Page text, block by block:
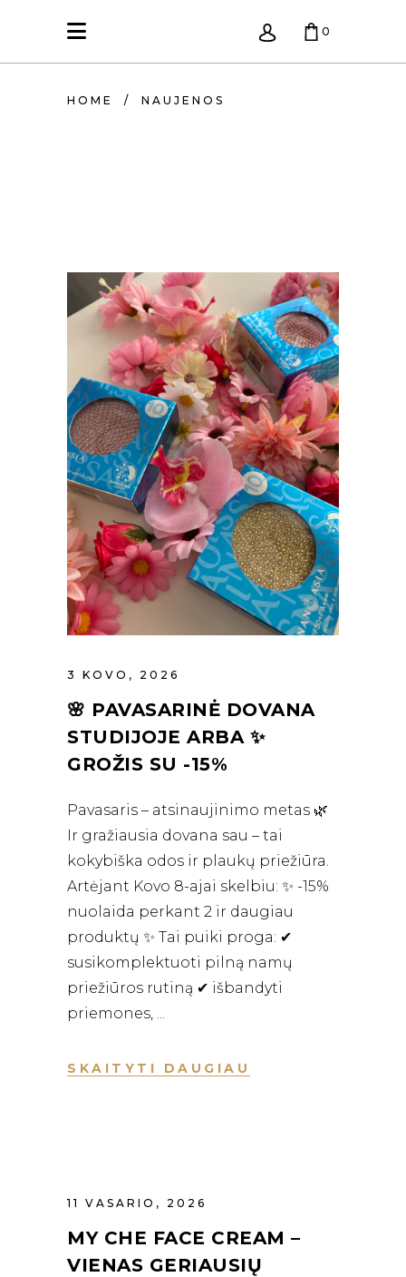
0
KREPŠELIS TUŠČIAS.
HOME / NAUJENOS
3 KOVO, 2026
🌸 PAVASARINĖ DOVANA
STUDIJOJE ARBA ✨
GROŽIS SU -15%
Pavasaris – atsinaujinimo metas 🌿
Ir gražiausia dovana sau – tai
kokybiška odos ir plaukų priežiūra.
Artėjant Kovo 8-ajai skelbiu: ✨ -15%
nuolaida perkant 2 ir daugiau
produktų ✨ Tai puiki proga: ✔
susikomplektuoti pilną namų
priežiūros rutiną ✔ išbandyti
priemones,
SKAITYTI DAUGIAU
11 VASARIO, 2026
MY CHE FACE CREAM –
VIENAS GERIAUSIŲ